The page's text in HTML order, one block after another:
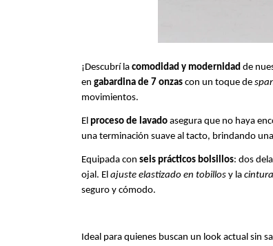
¡Descubrí la comodidad y modernidad de
en gabardina de 7 onzas con un toque de
movimientos.
El proceso de lavado asegura que no haya
una terminación suave al tacto, brindando
Equipada con seis prácticos bolsillos: dos
ojal. El ajuste elastizado en tobillos y la
seguro y cómodo.
Ideal para quienes buscan un look actual sin